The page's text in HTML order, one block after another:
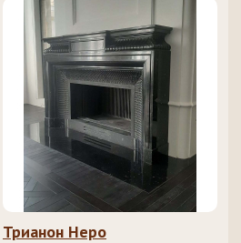
Трианон Неро